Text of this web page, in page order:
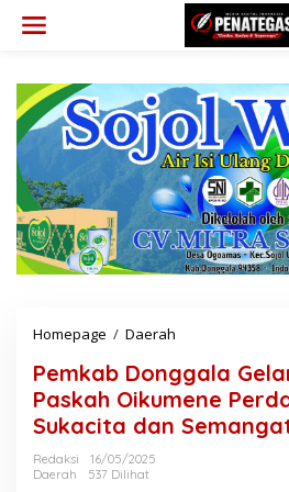
Homepage / Daerah
m
k
a
b
Pemkab Donggala
Paskah Oikumene
Sukacita dan
Redaksi
16/05/2025
Daerah
537 Dilihat